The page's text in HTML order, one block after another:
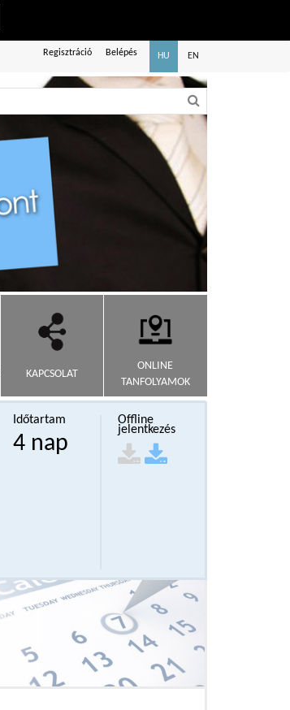
HU EN
Regisztráció Belépés
KAPCSOLAT
ONLINE
TANFOLYAMOK
Időtartam
4 nap
Offline
jelentkezés